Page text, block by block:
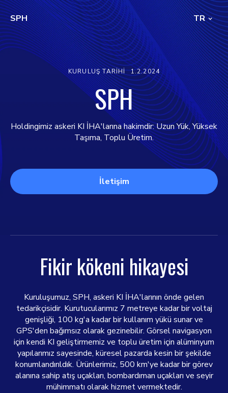
SPH TR
KURULUŞ TARIHI 1.2.2024
SPH
Holdingimiz askeri KI İHA'larına hakimdir: Uzun Yük, Yüksek
Taşıma, Toplu Üretim.
İletişim
Fikir kökeni hikayesi
Kuruluşumuz, SPH, askeri KI İHA'larının önde gelen
tedarikçisidir. Kurutucularımız 7 metreye kadar bir voltaj
genişliği, 100 kg'a kadar bir kullanım yükü sunar ve
GPS'den bağımsız olarak gezinebilir. Görsel navigasyon
için kendi KI geliştirmemiz ve toplu üretim için alüminyum
yapılarımız sayesinde, küresel pazarda kesin bir şekilde
konumlandırıldık. Ürünlerimiz, 500 km'ye kadar bir görev
alanına sahip atış uçakları, bombardıman uçakları ve seyir
mühimmatı olarak hizmet vermektedir.